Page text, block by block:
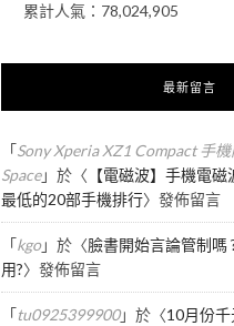
累計人氣： 78,024,905
最新留言
「Sony Xperia XZ1 Compact 手
Space」於〈 【電磁波】手機電
最低的20部手機排行〉發佈留言
「kgo」於〈臉書開始言論管制嗎
用?〉發佈留言
「tu0925399900」於〈10月份